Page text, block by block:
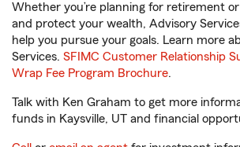
Whether you’re planning for retirement
and protect your wealth, Advisory
help you pursue your goals. Learn more
Services. SFIMC Customer Relationship
Wrap Fee Program Brochure.
Talk with Ken Graham to get more
funds in Kaysville, UT and financial